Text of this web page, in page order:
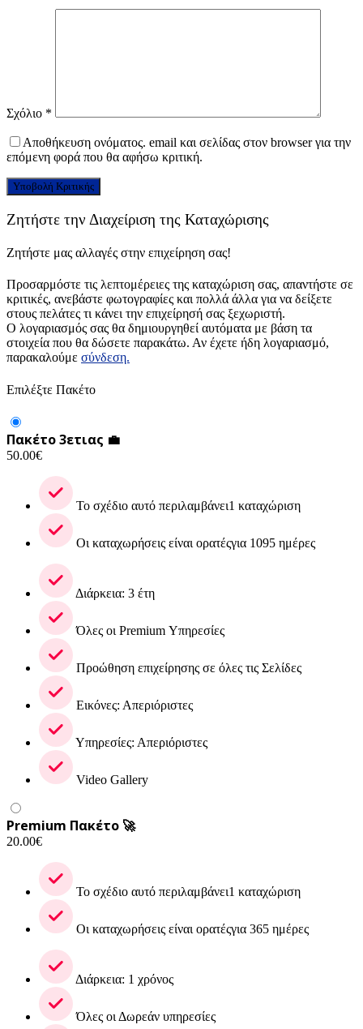
Σχόλιο *
Αποθήκευση ονόματος. email και σελίδας στον browser για την
επόμενη φορά που θα αφήσω κριτική.
Ζητήστε την Διαχείριση της Καταχώρισης
Ζητήστε μας αλλαγές στην επιχείρηση σας!
Προσαρμόστε τις λεπτομέρειες της καταχώριση σας, απαντήστε σε
κριτικές, ανεβάστε φωτογραφίες και πολλά άλλα για να δείξετε
στους πελάτες τι κάνει την επιχείρησή σας ξεχωριστή.
Ο λογαριασμός σας θα δημιουργηθεί αυτόματα με βάση τα
στοιχεία που θα δώσετε παρακάτω. Αν έχετε ήδη λογαριασμό,
παρακαλούμε σύνδεση.
Επιλέξτε Πακέτο
Πακέτο 3ετιας 💼
50.00€
Το σχέδιο αυτό περιλαμβάνει1 καταχώριση
Οι καταχωρήσεις είναι ορατέςγια 1095 ημέρες
Διάρκεια: 3 έτη
Όλες οι Premium Υπηρεσίες
Προώθηση επιχείρησης σε όλες τις Σελίδες
Εικόνες: Απεριόριστες
Υπηρεσίες: Απεριόριστες
Video Gallery
Premium Πακέτο 🚀
20.00€
Το σχέδιο αυτό περιλαμβάνει1 καταχώριση
Οι καταχωρήσεις είναι ορατέςγια 365 ημέρες
Διάρκεια: 1 χρόνος
Όλες οι Δωρεάν υπηρεσίες